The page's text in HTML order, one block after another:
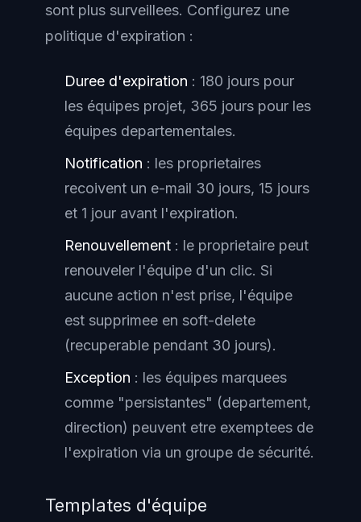
sont plus surveillees. Configurez une
politique d'expiration :
Duree d'expiration : 180 jours pour
les équipes projet, 365 jours pour les
équipes departementales.
Notification : les proprietaires
recoivent un e-mail 30 jours, 15 jours
et 1 jour avant l'expiration.
Renouvellement : le proprietaire peut
renouveler l'équipe d'un clic. Si
aucune action n'est prise, l'équipe
est supprimee en soft-delete
(recuperable pendant 30 jours).
Exception : les équipes marquees
comme "persistantes" (departement,
direction) peuvent etre exemptees de
l'expiration via un groupe de sécurité.
Templates d'équipe